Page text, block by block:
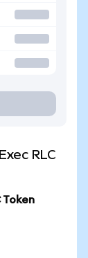
RLC
Token